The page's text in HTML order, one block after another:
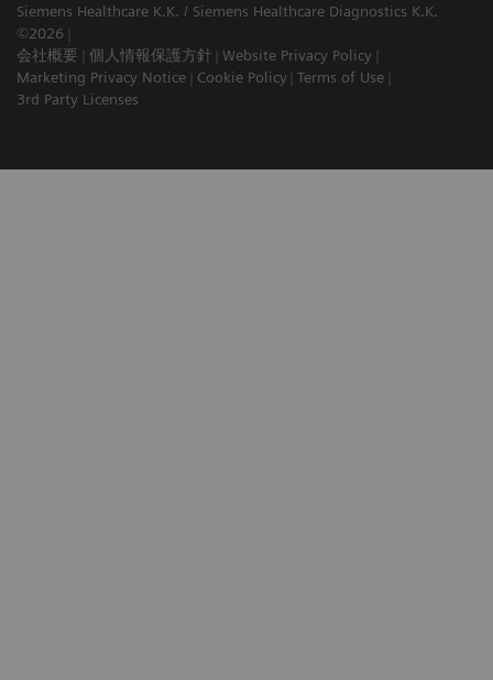
Siemens Healthcare K.K. / Siemens Healthcare Diagnostics K.K.
©2026
会社概要
個人情報保護方針
Website Privacy Policy
Marketing Privacy Notice
Cookie Policy Terms of Use
3rd Party Licenses